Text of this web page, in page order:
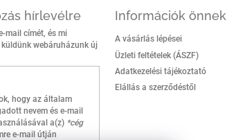
hírlevélre
mail címét, és mi
webáruházunk új
hogy az általam
nevem és e-mail
a(z) *cég
e-mail útján
Információk önnek
A vásárlás lépései
Üzleti feltételek (ÁSZF)
Adatkezelési tájékoztató
Elállás a szerződéstől